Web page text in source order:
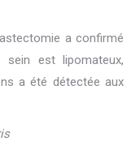
a confirmé
est lipomateux,
a été détectée aux